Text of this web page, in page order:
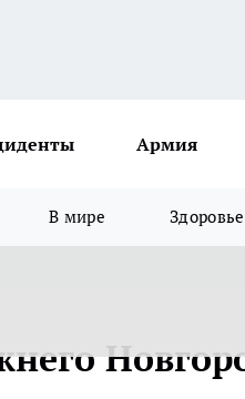
Армия
В мире Здоровье